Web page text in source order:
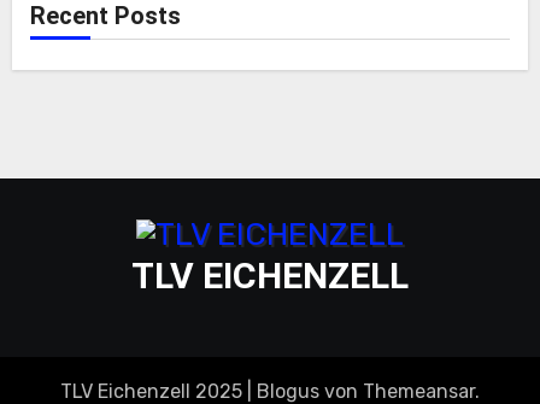
Recent Posts
TLV EICHENZELL
TLV Eichenzell 2025 Blogus von Themeansar.